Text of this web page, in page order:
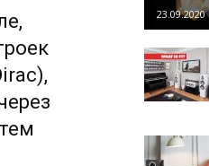
23.09.2020